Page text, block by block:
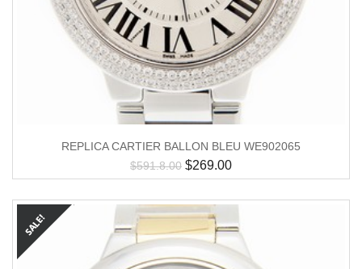
REPLICA CARTIER BALLON BLEU WE902065
$591.8.00 $269.00